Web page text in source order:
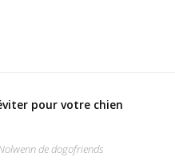
pour votre chien
de dogofriends